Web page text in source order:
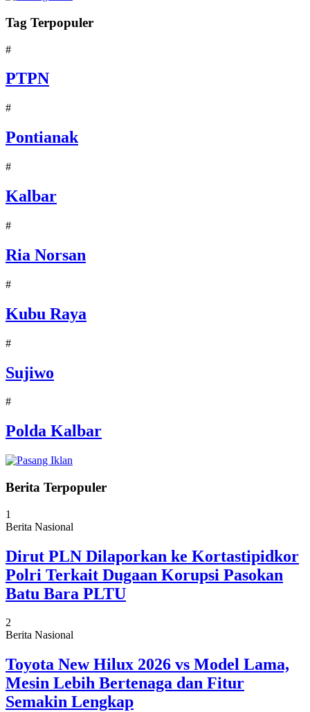
Tag Terpopuler
#
PTPN
#
Pontianak
#
Kalbar
#
Ria Norsan
#
Kubu Raya
#
Sujiwo
#
Polda Kalbar
Berita Terpopuler
1
Berita Nasional
Dirut PLN Dilaporkan ke Kortastipidkor
Polri Terkait Dugaan Korupsi Pasokan
Batu Bara PLTU
2
Berita Nasional
Toyota New Hilux 2026 vs Model Lama,
Mesin Lebih Bertenaga dan Fitur
Semakin Lengkap